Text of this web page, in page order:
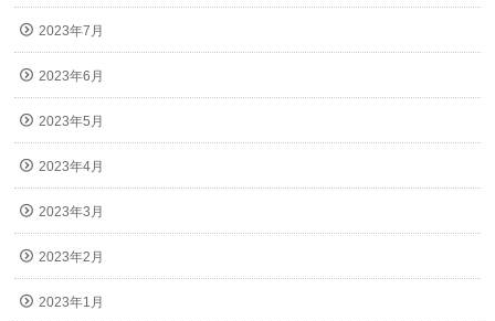
2023年7月
2023年6月
2023年5月
2023年4月
2023年3月
2023年2月
2023年1月